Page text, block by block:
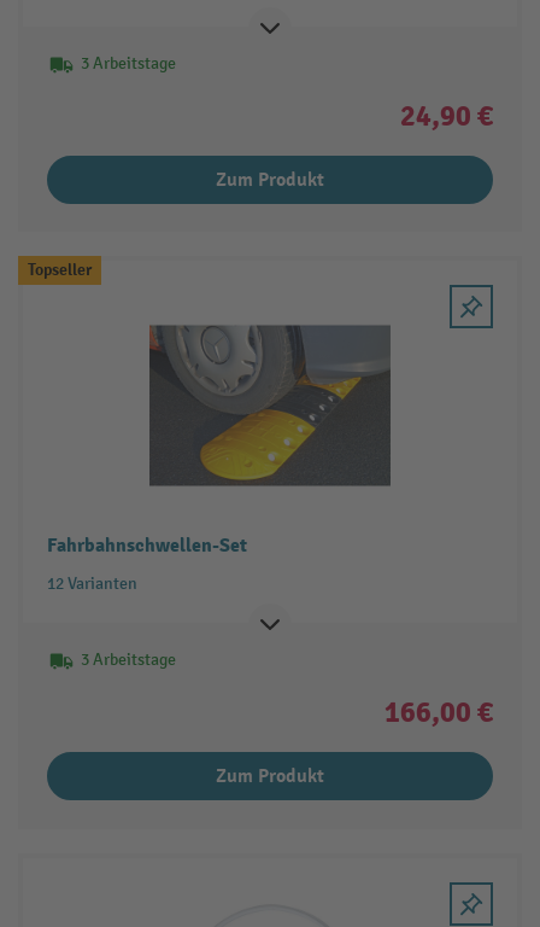
3 Arbeitstage
24,90 €
Zum Produkt
Topseller
Fahrbahnschwellen-Set
12 Varianten
3 Arbeitstage
166,00 €
Zum Produkt